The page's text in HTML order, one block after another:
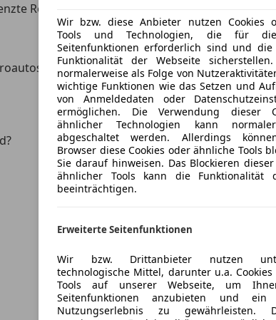
Wir bzw. diese Anbieter nutzen Cookies
Tools und Technologien, die für die
Seitenfunktionen erforderlich sind und die
Funktionalität der Webseite
normalerweise als Folge von
wichtige Funktionen wie das Setzen und
von Anmeldedaten oder
ermöglichen. Die Verwendung dieser
ähnlicher Technologien kann
abgeschaltet werden. Allerdings
Browser diese Cookies oder ähnliche Tools
Sie darauf hinweisen. Das Blockieren
ähnlicher Tools kann die Funktionalität
beeinträchtigen.
Erweiterte Seitenfunktionen
Wir bzw. Drittanbieter nutzen
technologische Mittel, darunter u.a.
Tools auf unserer Webseite, um
Seitenfunktionen anzubieten und ein
Nutzungserlebnis zu gewährleisten.
Reichweite. Es ist wichtig, dies bei längeren
deiner Wahl